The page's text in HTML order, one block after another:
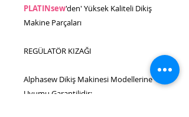
PLATINsew'den' Yüksek Kaliteli Dikiş
Makine Parçaları
REGÜLATÖR KIZAĞI
Alphasew Dikiş Makinesi Modellerine
Uyumu Garantilidir: